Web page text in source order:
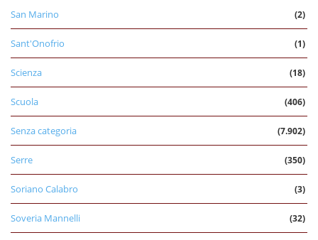
San Marino (2)
Sant'Onofrio (1)
Scienza (18)
Scuola (406)
Senza categoria (7.902)
Serre (350)
Soriano Calabro (3)
Soveria Mannelli (32)